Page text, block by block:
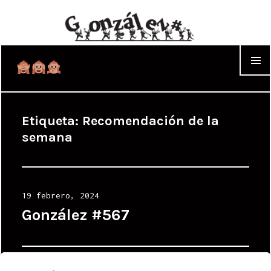
Etiqueta: Recomendación de la
semana
Posted
on
19 febrero, 2024
González #567